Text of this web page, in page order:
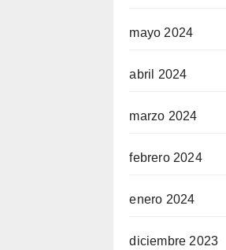
mayo 2024
abril 2024
marzo 2024
febrero 2024
enero 2024
diciembre 2023